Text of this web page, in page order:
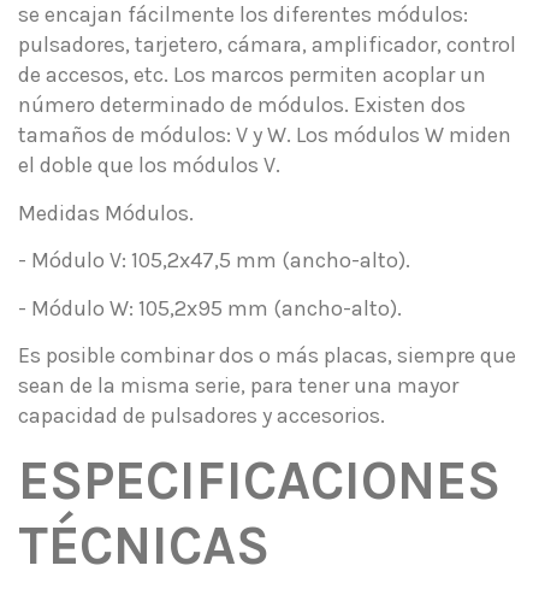
se encajan fácilmente los diferentes módulos:
pulsadores, tarjetero, cámara, amplificador, control
de accesos, etc. Los marcos permiten acoplar un
número determinado de módulos. Existen dos
tamaños de módulos: V y W. Los módulos W miden
el doble que los módulos V.
Medidas Módulos.
- Módulo V: 105,2x47,5 mm (ancho-alto).
- Módulo W: 105,2x95 mm (ancho-alto).
Es posible combinar dos o más placas, siempre que
sean de la misma serie, para tener una mayor
capacidad de pulsadores y accesorios.
ESPECIFICACIONES
TÉCNICAS